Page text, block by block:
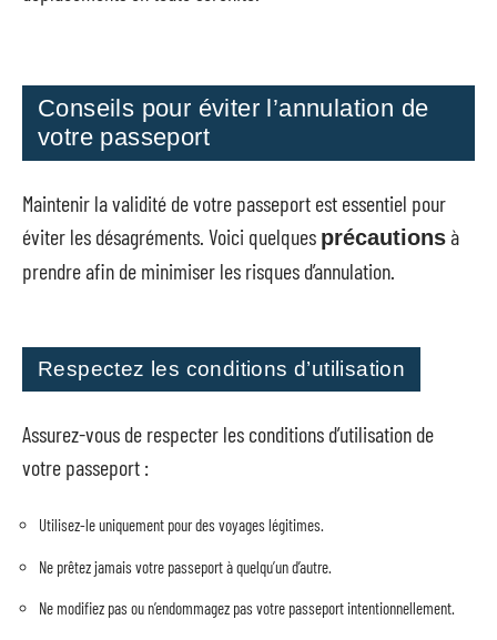
Conseils pour éviter l’annulation de
votre passeport
Maintenir la validité de votre passeport est essentiel pour
éviter les désagréments. Voici quelques précautionsà
prendre afin de minimiser les risques d’annulation.
Respectez les conditions d’utilisation
Assurez-vous de respecter les conditions d’utilisation de
votre passeport :
Utilisez-le uniquement pour des voyages légitimes.
Ne prêtez jamais votre passeport à quelqu’un d’autre.
Ne modifiez pas ou n’endommagez pas votre passeport intentionnellement.